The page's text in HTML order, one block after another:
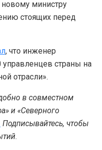
новому министру
стоящих перед
, что инженер
страны на
отрасли».
в совместном
и «Северного
Подписывайтесь, чтобы
.